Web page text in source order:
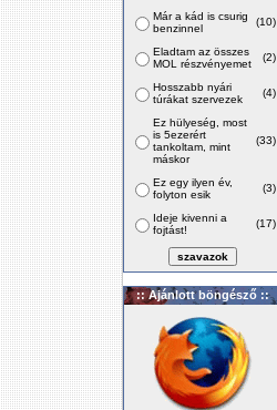
Már a kád is csurig
benzinnel
(10)
Eladtam az összes
MOL részvényemet
(2)
Hosszabb nyári
túrákat szervezek
(4)
Ez hülyeség, most
is 5ezerért
tankoltam, mint
máskor
(33)
Ez egy ilyen év,
folyton esik
(3)
Ideje kivenni a
fojtást!
(17)
:: Ajánlott böngésző ::